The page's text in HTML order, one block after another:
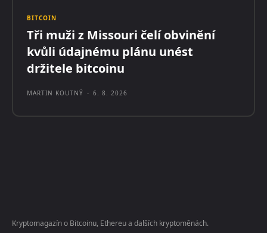
BITCOIN
Tři muži z Missouri čelí obvinění
kvůli údajnému plánu unést
držitele bitcoinu
MARTIN KOUTNÝ - 6. 8. 2026
Kryptomagazín o Bitcoinu, Ethereu a dalších kryptoměnách.